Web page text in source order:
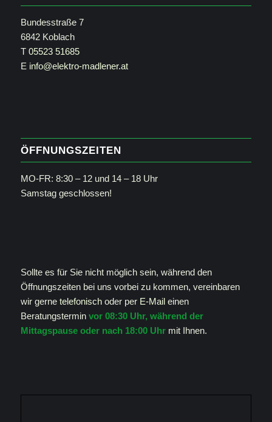
Bundesstraße 7
6842 Koblach
T 05523 51685
E info@elektro-madlener.at
ÖFFNUNGSZEITEN
MO-FR: 8:30 – 12 und 14 – 18 Uhr
Samstag geschlossen!
Sollte es für Sie nicht möglich sein, während den
Öffnungszeiten bei uns vorbei zu kommen, vereinbaren
wir gerne telefonischoder per E-Maileinen
Beratungstermin vor 08:30 Uhr, während der
Mittagspause oder nach 18:00 Uhrmit Ihnen.